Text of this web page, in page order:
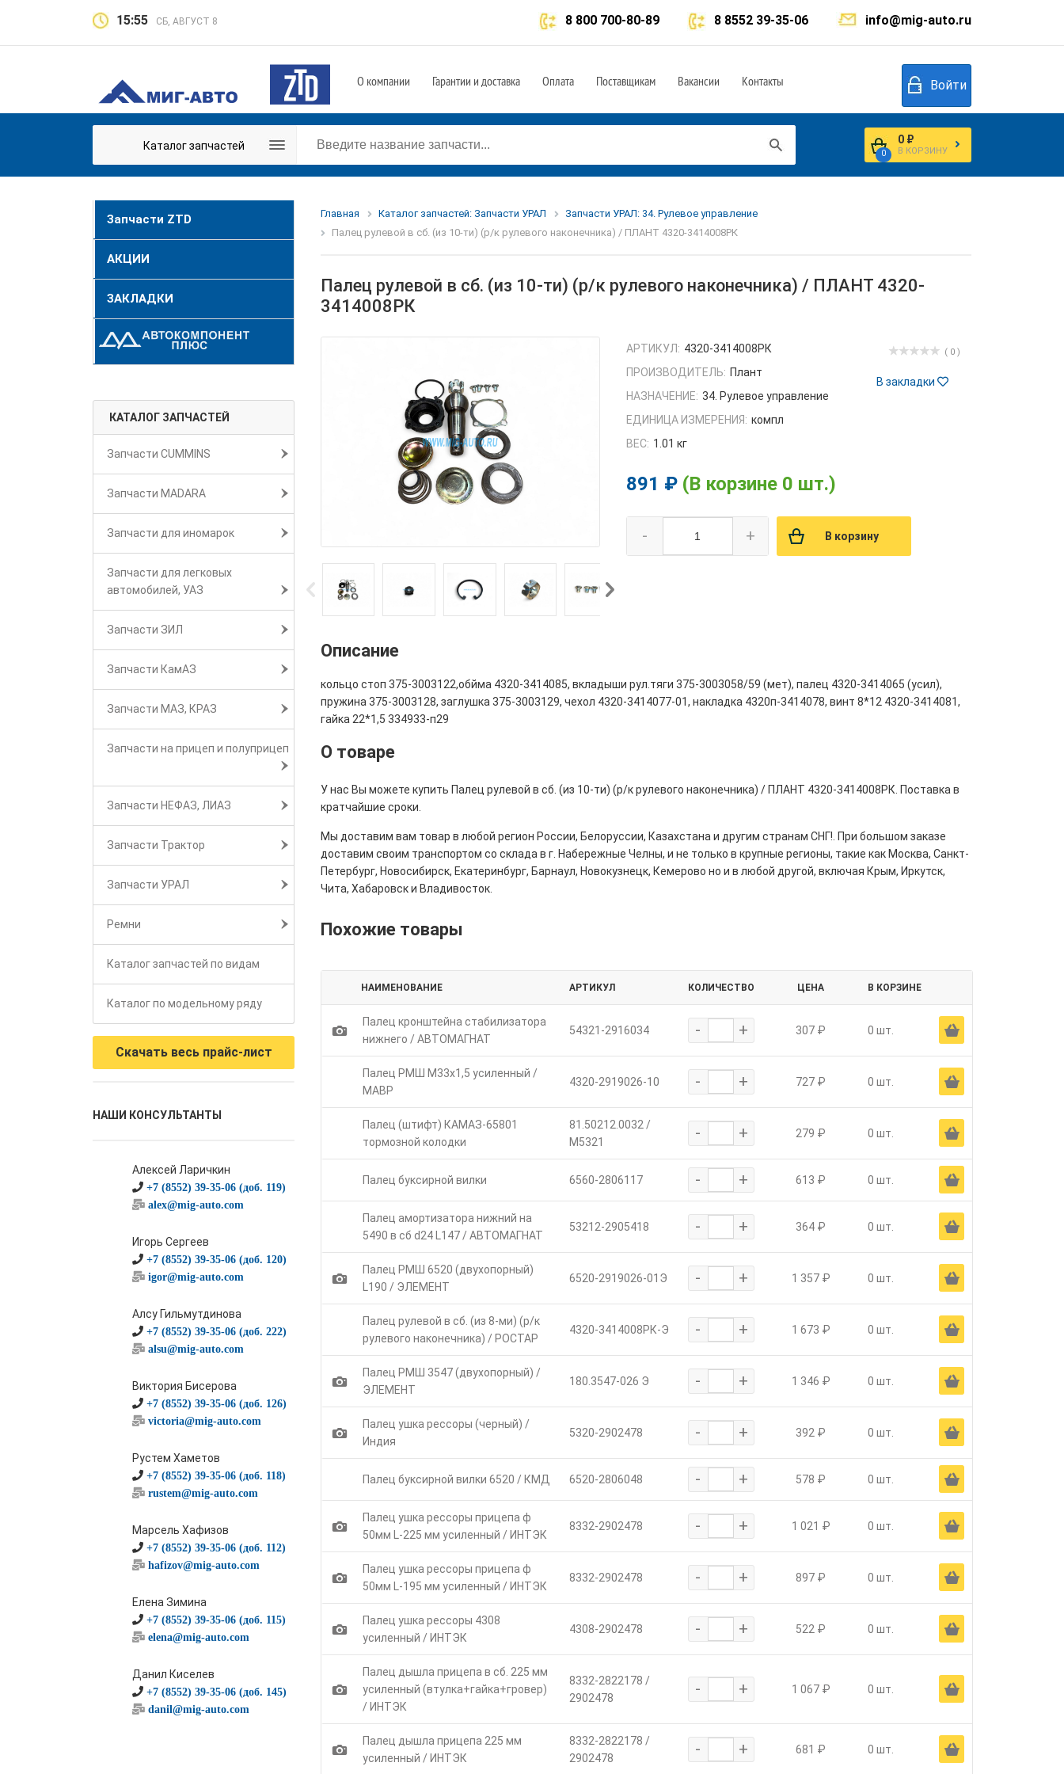
15:55 СБ, АВГУСТ 8 info@mig-auto.ru
8 8552 39-35-06
8 800 700-80-89
О компании Гарантии и доставка Оплата Поставщикам Вакансии Контакты Войти
Каталог запчастей
0
0 ₽
В КОРЗИНУ
Запчасти ZTD
АКЦИИ
ЗАКЛАДКИ
КАТАЛОГ ЗАПЧАСТЕЙ
Запчасти CUMMINS
Запчасти MADARA
Запчасти для иномарок
Запчасти для легковых
автомобилей, УАЗ
Запчасти ЗИЛ
Запчасти КамАЗ
Запчасти МАЗ, КРАЗ
Запчасти на прицеп и полуприцеп
Запчасти НЕФАЗ, ЛИАЗ
Запчасти Трактор
Запчасти УРАЛ
Ремни
Каталог запчастей по видам
Каталог по модельному ряду
Скачать весь прайс-лист
НАШИ КОНСУЛЬТАНТЫ
Алексей Ларичкин
+7 (8552) 39-35-06 (доб. 119)
alex@mig-auto.com
Игорь Сергеев
+7 (8552) 39-35-06 (доб. 120)
igor@mig-auto.com
Алсу Гильмутдинова
+7 (8552) 39-35-06 (доб. 222)
alsu@mig-auto.com
Виктория Бисерова
+7 (8552) 39-35-06 (доб. 126)
victoria@mig-auto.com
Рустем Хаметов
+7 (8552) 39-35-06 (доб. 118)
rustem@mig-auto.com
Марсель Хафизов
+7 (8552) 39-35-06 (доб. 112)
hafizov@mig-auto.com
Елена Зимина
+7 (8552) 39-35-06 (доб. 115)
elena@mig-auto.com
Данил Киселев
+7 (8552) 39-35-06 (доб. 145)
danil@mig-auto.com
Главная Каталог запчастей: Запчасти УРАЛ
Запчасти УРАЛ: 34. Рулевое управление
Палец рулевой в сб. (из 10-ти) (р/к рулевого наконечника) / ПЛАНТ 4320-3414008РК
Палец рулевой в сб. (из 10-ти) (р/к рулевого наконечника) / ПЛАНТ 4320-
3414008РК
( 0 )
В закладки
АРТИКУЛ: 4320-3414008РК
ПРОИЗВОДИТЕЛЬ: Плант
НАЗНАЧЕНИЕ: 34. Рулевое управление
ЕДИНИЦА ИЗМЕРЕНИЯ: компл
ВЕС: 1.01 кг
891 ₽ (В корзине 0 шт.)
- + В корзину
Описание
кольцо стоп 375-3003122,обйма 4320-3414085, вкладыши рул.тяги 375-3003058/59 (мет), палец 4320-3414065 (усил),
пружина 375-3003128, заглушка 375-3003129, чехол 4320-3414077-01, накладка 4320п-3414078, винт 8*12 4320-3414081,
гайка 22*1,5 334933-п29
О товаре
У нас Вы можете купить Палец рулевой в сб. (из 10-ти) (р/к рулевого наконечника) / ПЛАНТ 4320-3414008РК. Поставка в
кратчайшие сроки.
Мы доставим вам товар в любой регион России, Белоруссии, Казахстана и другим странам СНГ!. При большом заказе
доставим своим транспортом со склада в г. Набережные Челны, и не только в крупные регионы, такие как Москва, Санкт-
Петербург, Новосибирск, Екатеринбург, Барнаул, Новокузнецк, Кемерово но и в любой другой, включая Крым, Иркутск,
Чита, Хабаровск и Владивосток.
Похожие товары
НАИМЕНОВАНИЕ АРТИКУЛ КОЛИЧЕСТВО ЦЕНА В КОРЗИНЕ
1
Палец кронштейна стабилизатора
нижнего / АВТОМАГНАТ
54321-2916034 - + 307 ₽ 0 шт. Ä
Палец РМШ М33х1,5 усиленный /
МАВР
4320-2919026-10 - + 727 ₽ 0 шт. Ä
Палец (штифт) КАМАЗ-65801
тормозной колодки
81.50212.0032 /
M5321
- + 279 ₽ 0 шт. Ä
Палец буксирной вилки 6560-2806117 - + 613 ₽ 0 шт. Ä
Палец амортизатора нижний на
5490 в сб d24 L147 / АВТОМАГНАТ
53212-2905418 - + 364 ₽ 0 шт. Ä
1
Палец РМШ 6520 (двухопорный)
L190 / ЭЛЕМЕНТ
6520-2919026-01Э - + 1 357 ₽ 0 шт. Ä
Палец рулевой в сб. (из 8-ми) (р/к
рулевого наконечника) / РОСТАР
4320-3414008РК-Э - + 1 673 ₽ 0 шт. Ä
1
Палец РМШ 3547 (двухопорный) /
ЭЛЕМЕНТ
180.3547-026 Э - + 1 346 ₽ 0 шт. Ä
1
Палец ушка рессоры (черный) /
Индия
5320-2902478 - + 392 ₽ 0 шт. Ä
Палец буксирной вилки 6520 / КМД 6520-2806048 - + 578 ₽ 0 шт. Ä
1
Палец ушка рессоры прицепа ф
50мм L-225 мм усиленный / ИНТЭК
8332-2902478 - + 1 021 ₽ 0 шт. Ä
1
Палец ушка рессоры прицепа ф
50мм L-195 мм усиленный / ИНТЭК
8332-2902478 - + 897 ₽ 0 шт. Ä
1
Палец ушка рессоры 4308
усиленный / ИНТЭК
4308-2902478 - + 522 ₽ 0 шт. Ä
1
Палец дышла прицепа в сб. 225 мм
усиленный (втулка+гайка+гровер)
/ ИНТЭК
8332-2822178 /
2902478
- + 1 067 ₽ 0 шт. Ä
1
Палец дышла прицепа 225 мм
усиленный / ИНТЭК
8332-2822178 /
2902478
- + 681 ₽ 0 шт. Ä